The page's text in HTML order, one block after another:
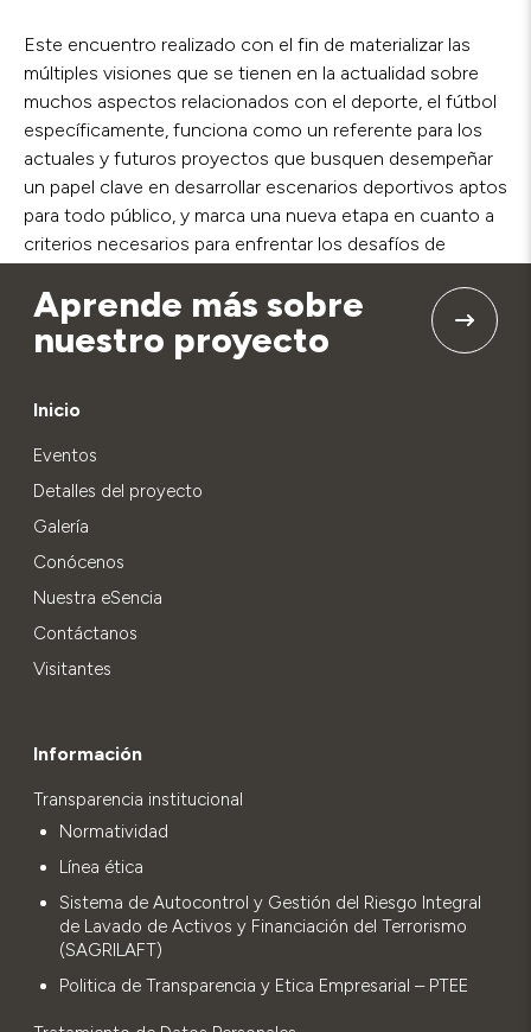
Este encuentro realizado con el fin de materializar las
múltiples visiones que se tienen en la actualidad sobre
muchos aspectos relacionados con el deporte, el fútbol
específicamente, funciona como un referente para los
actuales y futuros proyectos que busquen desempeñar
un papel clave en desarrollar escenarios deportivos aptos
para todo público, y marca una nueva etapa en cuanto a
criterios necesarios para enfrentar los desafíos de
Aprende más sobre
nuestro proyecto
Inicio
Eventos
Detalles del proyecto
Galería
Conócenos
Nuestra eSencia
Contáctanos
Visitantes
Información
Transparencia institucional
Normatividad
Línea ética
Sistema de Autocontrol y Gestión del Riesgo Integral
de Lavado de Activos y Financiación del Terrorismo
(SAGRILAFT)
Politica de Transparencia y Etica Empresarial – PTEE